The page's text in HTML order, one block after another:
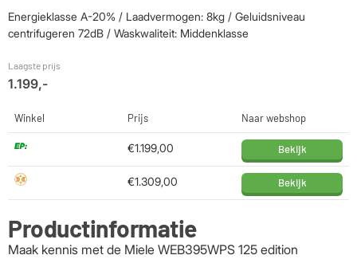
Energieklasse A-20% / Laadvermogen: 8kg / Geluidsniveau
centrifugeren 72dB / Waskwaliteit: Middenklasse
Laagste prijs
1.199,-
Winkel Prijs Naar webshop
€1.199,00 Bekijk
€1.309,00 Bekijk
Productinformatie
Maak kennis met de Miele WEB395WPS 125 edition